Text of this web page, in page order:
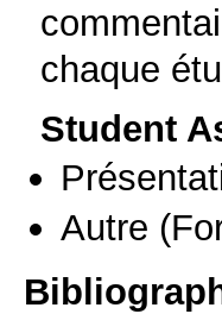
chaque
Student
Autre